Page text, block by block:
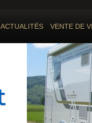
ACTUALITÉS VENTE DE